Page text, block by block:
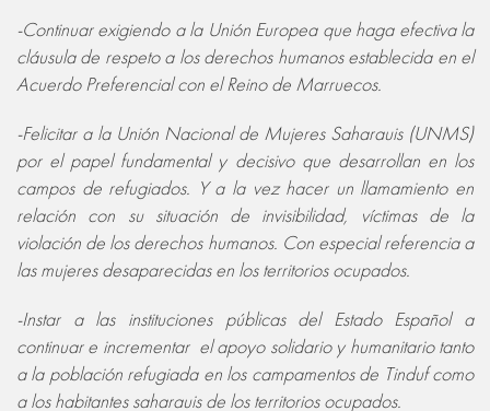
-Continuar exigiendo a la Unión Europea que haga efectiva la
cláusula de respeto a los derechos humanos establecida en el
Acuerdo Preferencial con el Reino de Marruecos.
-Felicitar a la Unión Nacional de Mujeres Saharauis (UNMS)
por el papel fundamental y decisivo que desarrollan en los
campos de refugiados. Y a la vez hacer un llamamiento en
relación con su situación de invisibilidad, víctimas de la
violación de los derechos humanos. Con especial referencia a
las mujeres desaparecidas en los territorios ocupados.
-Instar a las instituciones públicas del Estado Español a
continuar e incrementar el apoyo solidario y humanitario tanto
a la población refugiada en los campamentos de Tinduf como
a los habitantes saharauis de los territorios ocupados.